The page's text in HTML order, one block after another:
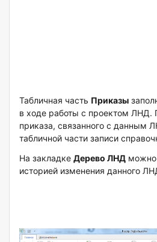
Табличная часть Приказы
в ходе работы с проектом ЛНД.
приказа, связанного с данным
табличной части записи
На закладке Дерево ЛНД можно
историей изменения данного